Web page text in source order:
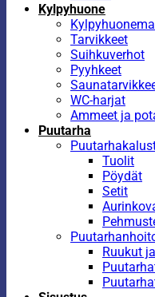
Kylpyhuone
Tarvikkeet
Suihkuverhot
Pyyhkeet
WC-harjat
Ammeet ja
Puutarha
Tuolit
Pöydät
Setit
Ruukut